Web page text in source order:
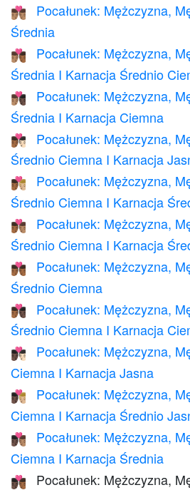
👨🏽‍❤️‍💋‍👨🏽
Pocałunek: Mężczyzna,
Średnia
👨🏽‍❤️‍💋‍👨🏾
Pocałunek: Mężczyzna,
Średnia I Karnacja Średnio
👨🏽‍❤️‍💋‍👨🏿
Pocałunek: Mężczyzna,
Średnia I Karnacja Ciemna
👨🏾‍❤️‍💋‍👨🏻
Pocałunek: Mężczyzna,
Średnio Ciemna I Karnacja
👨🏾‍❤️‍💋‍👨🏼
Pocałunek: Mężczyzna,
Średnio Ciemna I Karnacja
👨🏾‍❤️‍💋‍👨🏽
Pocałunek: Mężczyzna,
Średnio Ciemna I Karnacja
👨🏾‍❤️‍💋‍👨🏾
Pocałunek: Mężczyzna,
Średnio Ciemna
👨🏾‍❤️‍💋‍👨🏿
Pocałunek: Mężczyzna,
Średnio Ciemna I Karnacja
👨🏿‍❤️‍💋‍👨🏻
Pocałunek: Mężczyzna,
Ciemna I Karnacja Jasna
👨🏿‍❤️‍💋‍👨🏼
Pocałunek: Mężczyzna,
Ciemna I Karnacja Średnio
👨🏿‍❤️‍💋‍👨🏽
Pocałunek: Mężczyzna,
Ciemna I Karnacja Średnia
👨🏿‍❤️‍💋‍👨🏾
Pocałunek: Mężczyzna,